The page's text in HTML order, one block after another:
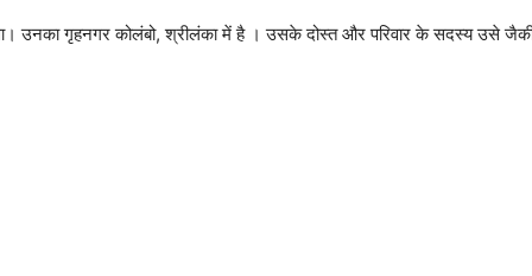
उनका गृहनगर कोलंबो, श्रीलंका में है । उसके दोस्त और परिवार के सदस्य उसे